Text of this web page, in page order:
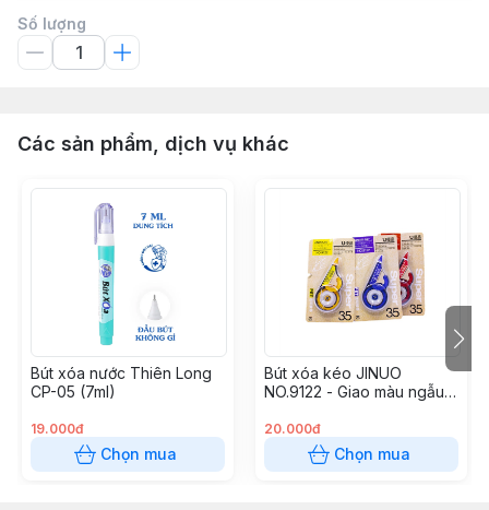
Số lượng
Các sản phẩm, dịch vụ khác
Bút xóa nước Thiên Long
CP-05 (7ml)
19.000đ
Chọn mua
Bút xóa kéo JINUO
NO.9122 - Giao màu ngẫu
20.000đ
Chọn mua